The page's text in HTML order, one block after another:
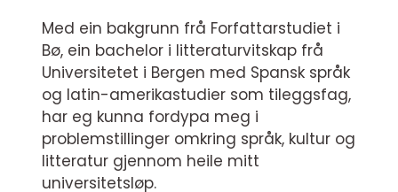
Med ein bakgrunn frå Forfattarstudiet i
Bø, ein bachelor i litteraturvitskap frå
Universitetet i Bergen med Spansk språk
og latin-amerikastudier som tileggsfag,
har eg kunna fordypa meg i
problemstillinger omkring språk, kultur og
litteratur gjennom heile mitt
universitetsløp.